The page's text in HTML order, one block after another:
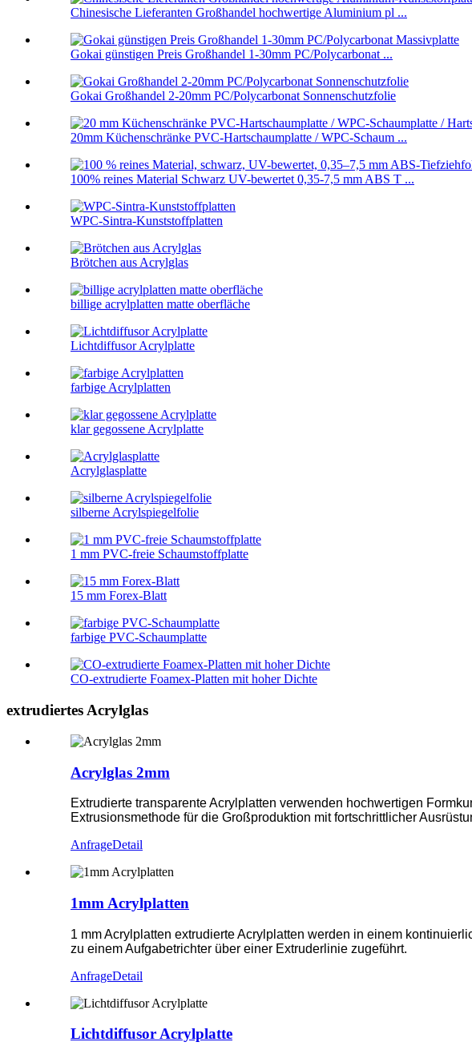
Chinesische Lieferanten Großhandel hochwertige Aluminium pl ...
Gokai günstigen Preis Großhandel 1-30mm PC/Polycarbonat ...
Gokai Großhandel 2-20mm PC/Polycarbonat Sonnenschutzfolie
20mm Küchenschränke PVC-Hartschaumplatte / WPC-Schaum ...
100% reines Material Schwarz UV-bewertet 0,35-7,5 mm ABS T ...
WPC-Sintra-Kunststoffplatten
Brötchen aus Acrylglas
billige acrylplatten matte oberfläche
Lichtdiffusor Acrylplatte
farbige Acrylplatten
klar gegossene Acrylplatte
Acrylglasplatte
silberne Acrylspiegelfolie
1 mm PVC-freie Schaumstoffplatte
15 mm Forex-Blatt
farbige PVC-Schaumplatte
CO-extrudierte Foamex-Platten mit hoher Dichte
extrudiertes Acrylglas
Acrylglas 2mm
Extrudierte transparente Acrylplatten verwenden hochwertigen
Extrusionsmethode für die Großproduktion mit fortschrittlicher
AnfrageDetail
1mm Acrylplatten
1 mm Acrylplatten extrudierte Acrylplatten werden in einem
zu einem Aufgabetrichter über einer Extruderlinie zugeführt.
AnfrageDetail
Lichtdiffusor Acrylplatte